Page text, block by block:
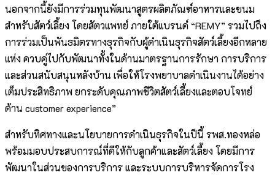
นอกจากนี้ยังมีการร่วมทุนพัฒนาสูตรผลิตภัณฑ์อาหารและขนม
สำหรับสัตว์เลี้ยง โดยสัตวแพทย์ ภายใต้แบรนด์ “REMY” รวมไปถึง
การร่วมเป็นพันธมิตรทางธุรกิจกับผู้ดำเนินธุรกิจสัตว์เลี้ยงอีกหลาย
แห่ง ควบคู่ไปกับพัฒนาทั้งในด้านมาตรฐานการรักษา การบริการ
และส่วนสนับสนุนหลังบ้าน เพื่อให้โรงพยาบาลดำเนินงานได้อย่าง
เต็มประสิทธิภาพ ยกระดับคุณภาพชีวิตสัตว์เลี้ยงและตอบโจทย์
ด้าน customer experience”
สำหรับทิศทางและนโยบายการดำเนินธุรกิจในปีนี้ รพส.ทองหล่อ
พร้อมมอบประสบการณ์ที่ดีให้กับลูกค้าและสัตว์เลี้ยง โดยมีการ
พัฒนาในส่วนของการบริการ และระบบการบริหารจัดการโรง